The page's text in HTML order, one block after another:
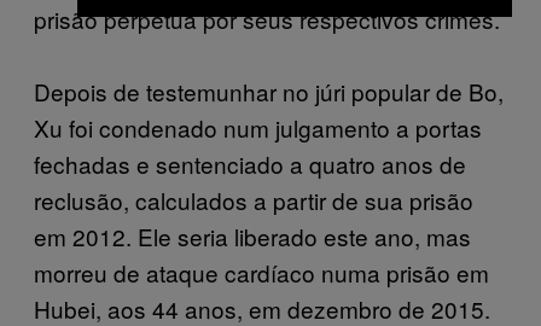
prisão perpétua por seus respectivos crimes.
Depois de testemunhar no júri popular de Bo,
Xu foi condenado num julgamento a portas
fechadas e sentenciado a quatro anos de
reclusão, calculados a partir de sua prisão
em 2012. Ele seria liberado este ano, mas
morreu de ataque cardíaco numa prisão em
Hubei, aos 44 anos, em dezembro de 2015.